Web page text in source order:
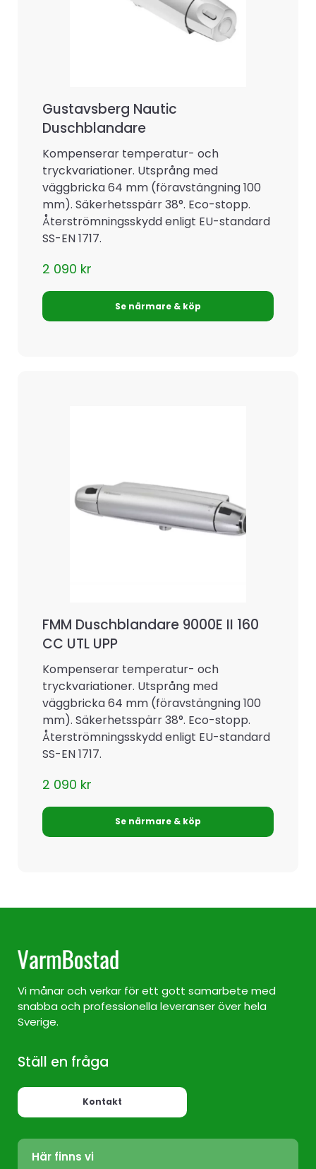
Gustavsberg Nautic
Duschblandare
Kompenserar temperatur- och
tryckvariationer. Utsprång med
väggbricka 64 mm (föravstängning 100
mm). Säkerhetsspärr 38°. Eco-stopp.
Återströmningsskydd enligt EU-standard
SS-EN 1717.
2 090 kr
Se närmare & köp
FMM Duschblandare 9000E II 160
CC UTL UPP
Kompenserar temperatur- och
tryckvariationer. Utsprång med
väggbricka 64 mm (föravstängning 100
mm). Säkerhetsspärr 38°. Eco-stopp.
Återströmningsskydd enligt EU-standard
SS-EN 1717.
2 090 kr
Se närmare & köp
Vi månar och verkar för ett gott samarbete med
snabba och professionella leveranser över hela
Sverige.
Ställ en fråga
Kontakt
Här finns vi